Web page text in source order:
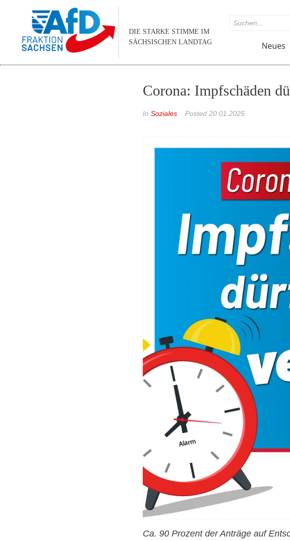
DIE STARKE STIMME IM
SÄCHSISCHEN LANDTAG
Neues
Corona: Impfschäden
In Soziales Posted 20.01.2025
Ca. 90 Prozent der Anträge auf